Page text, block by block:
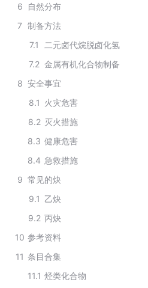
6
自然分布
7 制备方法
7.1
二元卤代烷脱卤化氢
7.2 金属有机化合物制备
8 安全事宜
8.1 火灾危害
8.2 灭火措施
8.3 健康危害
8.4 急救措施
9 常见的炔
9.1 乙炔
9.2 丙炔
10 参考资料
11 条目合集
11.1 烃类化合物